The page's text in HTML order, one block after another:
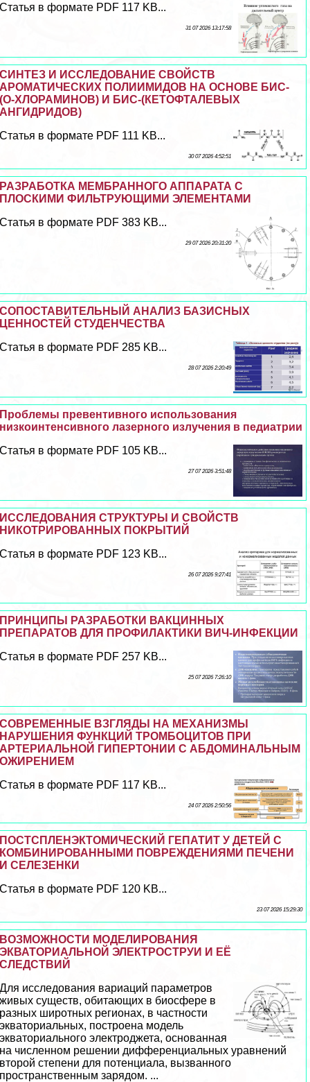
Статья в формате PDF 117 KB...
31 07 2026 13:17:58
СИНТЕЗ И ИССЛЕДОВАНИЕ СВОЙСТВ
АРОМАТИЧЕСКИХ ПОЛИИМИДОВ НА ОСНОВЕ БИС-
(О-ХЛОРАМИНОВ) И БИС-(КЕТОФТАЛЕВЫХ
АНГИДРИДОВ)
Статья в формате PDF 111 KB...
30 07 2026 4:52:51
РАЗРАБОТКА МЕМБРАННОГО АППАРАТА С
ПЛОСКИМИ ФИЛЬТРУЮЩИМИ ЭЛЕМЕНТАМИ
Статья в формате PDF 383 KB...
29 07 2026 20:31:20
СОПОСТАВИТЕЛЬНЫЙ АНАЛИЗ БАЗИСНЫХ
ЦЕННОСТЕЙ СТУДЕНЧЕСТВА
Статья в формате PDF 285 KB...
28 07 2026 2:20:49
Проблемы превентивного использования
низкоинтенсивного лазерного излучения в педиатрии
Статья в формате PDF 105 KB...
27 07 2026 3:51:48
ИССЛЕДОВАНИЯ СТРУКТУРЫ И СВОЙСТВ
НИКОТРИРОВАННЫХ ПОКРЫТИЙ
Статья в формате PDF 123 KB...
26 07 2026 9:27:41
ПРИНЦИПЫ РАЗРАБОТКИ ВАКЦИННЫХ
ПРЕПАРАТОВ ДЛЯ ПРОФИЛАКТИКИ ВИЧ-ИНФЕКЦИИ
Статья в формате PDF 257 KB...
25 07 2026 7:26:10
СОВРЕМЕННЫЕ ВЗГЛЯДЫ НА МЕХАНИЗМЫ
НАРУШЕНИЯ ФУНКЦИЙ ТРОМБОЦИТОВ ПРИ
АРТЕРИАЛЬНОЙ ГИПЕРТОНИИ С АБДОМИНАЛЬНЫМ
ОЖИРЕНИЕМ
Статья в формате PDF 117 KB...
24 07 2026 2:50:56
ПОСТСПЛЕНЭКТОМИЧЕСКИЙ ГЕПАТИТ У ДЕТЕЙ С
КОМБИНИРОВАННЫМИ ПОВРЕЖДЕНИЯМИ ПЕЧЕНИ
И СЕЛЕЗЕНКИ
Статья в формате PDF 120 KB...
23 07 2026 15:29:30
ВОЗМОЖНОСТИ МОДЕЛИРОВАНИЯ
ЭКВАТОРИАЛЬНОЙ ЭЛЕКТРОСТРУИ И ЕЁ
СЛЕДСТВИЙ
Для исследования вариаций параметров
живых существ, обитающих в биосфере в
разных широтных регионах, в частности
экваториальных, построена модель
экваториального электроджета, основанная
на численном решении дифференциальных уравнений
второй степени для потенциала, вызванного
прострaнcтвенным зарядом. ...